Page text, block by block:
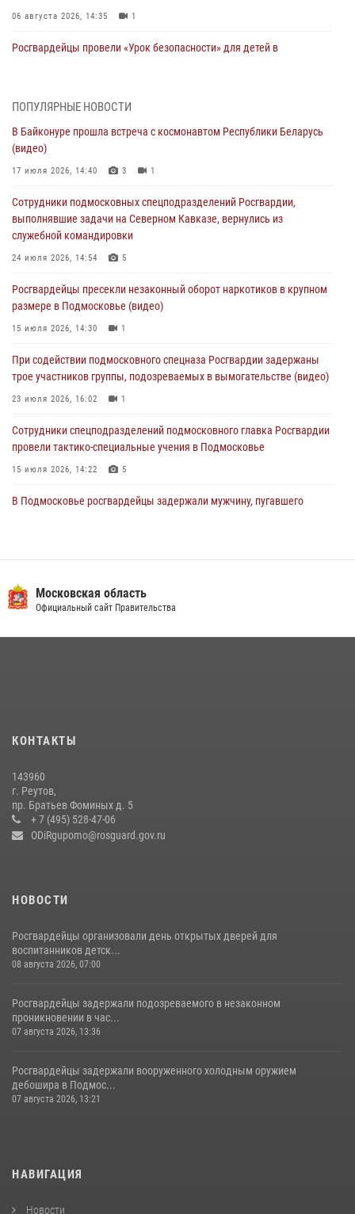
06 августа 2026, 14:35 1
Росгвардейцы провели «Урок безопасности» для детей в
подозреваемые в организации незаконной миграции и
изготовлении поддельных документов (видео)
05 августа 2026, 15:48
Сотрудники спецподразделения подмосковного главка Росгвардии
отработали навыки огневой подготовки на комплексных учениях
04 августа 2026, 12:21
сигналам «Тревога» с охраняемых объектов в Подмосковье
04 августа 2026, 12:15
(видео)
03 августа 2026, 15:32
ПОПУЛЯРНЫЕ НОВОСТИ
В Байконуре прошла встреча с космонавтом Республики Беларусь
(видео)
17 июля 2026, 14:40 3 1
Сотрудники подмосковных спецподразделений Росгвардии,
выполнявшие задачи на Северном Кавказе, вернулись из
служебной командировки
24 июля 2026, 14:54 5
Росгвардейцы пресекли незаконный оборот наркотиков в крупном
размере в Подмосковье (видео)
15 июля 2026, 14:30 1
При содействии подмосковного спецназа Росгвардии задержаны
трое участников группы, подозреваемых в вымогательстве (видео)
23 июля 2026, 16:02 1
Сотрудники спецподразделений подмосковного главка Росгвардии
провели тактико-специальные учения в Подмосковье
15 июля 2026, 14:22 5
В Подмосковье росгвардейцы задержали мужчину, пугавшего
беспилотников в ДНР
22 июля 2026, 14:27
Росгвардейцы в Подмосковье задержали мужчину, находящегося в
18 июля 2026, 07:03
сотрудников спецподразделений в преодолении полосы
препятствий со стрельбой
14 июля 2026, 15:13
Московская область
Официальный сайт Правительства
КОНТАКТЫ
143960
г. Реутов,
пр. Братьев Фоминых д. 5
+ 7 (495) 528-47-06
ODiRgupomo@rosguard.gov.ru
НОВОСТИ
Росгвардейцы организовали день открытых дверей для
воспитанников детск...
08 августа 2026, 07:00
Росгвардейцы задержали подозреваемого в незаконном
проникновении в час...
07 августа 2026, 13:36
Росгвардейцы задержали вооруженного холодным оружием
дебошира в Подмос...
07 августа 2026, 13:21
НАВИГАЦИЯ
Новости